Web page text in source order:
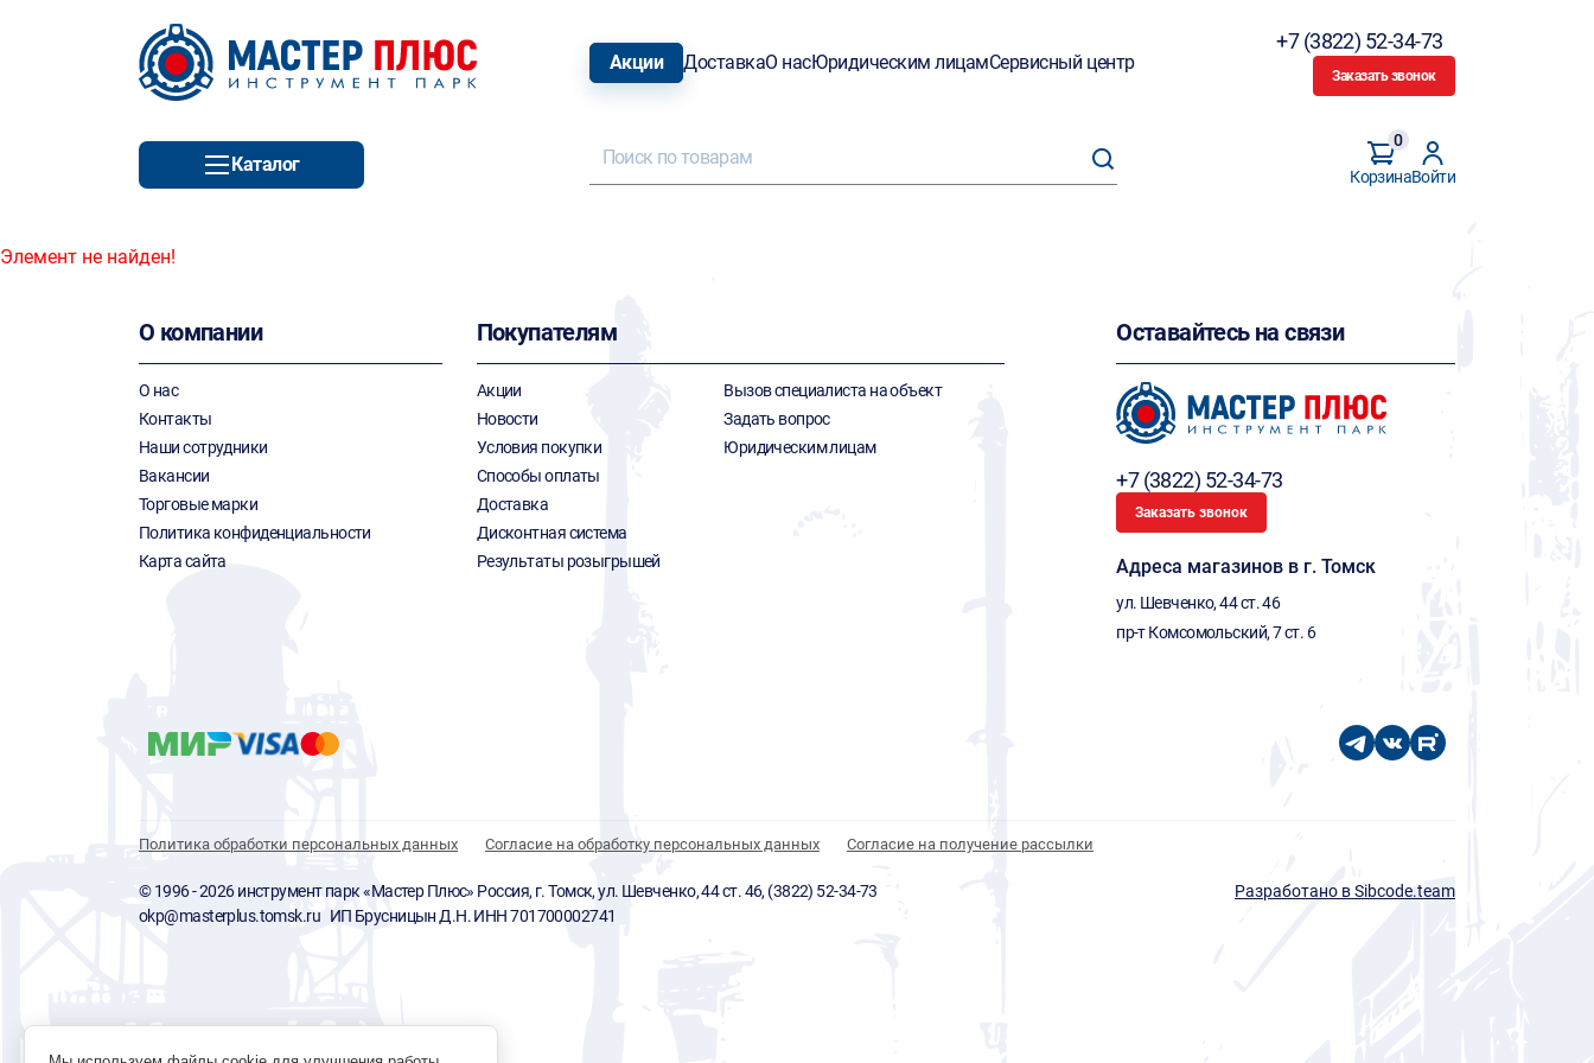
Акции ДоставкаО насЮридическим лицамСервисный центр
+7 (3822) 52-34-73
Заказать звонок
Каталог
Корзина
0
Войти
Элемент не найден!
О компании
О нас
Контакты
Наши сотрудники
Вакансии
Торговые марки
Политика конфиденциальности
Карта сайта
Покупателям
Акции
Новости
Условия покупки
Способы оплаты
Доставка
Дисконтная система
Результаты розыгрышей
Вызов специалиста на объект
Задать вопрос
Юридическим лицам
Оставайтесь на связи
+7 (3822) 52-34-73
Заказать звонок
Адреса магазинов в г. Томск
ул. Шевченко, 44 ст. 46
пр-т Комсомольский, 7 ст. 6
Политика обработки персональных данных Согласие на обработку персональных данных Согласие на получение рассылки
© 1996 - 2026 инструмент парк «Мастер Плюс» Россия, г. Томск, ул. Шевченко, 44 ст. 46, (3822) 52-34-73
okp@masterplus.tomsk.ru ИП Брусницын Д.Н. ИНН 701700002741
Разработано в Sibcode.team